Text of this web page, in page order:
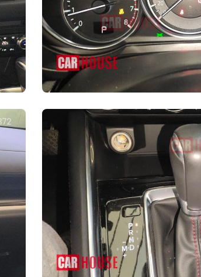
управлении
Технические
характеристики
запасного колеса
Неполный размер
Размер задних шин 225/55 R19
Подушка безопасности пассажира
Задние головные подушки
безопасности (воздушные занавески)
Распределение тормозных усилий
(EBD/CBC и т.д.)
Контроль устойчивости (ESC/ESP/DSC
Вспомогательные средства управления